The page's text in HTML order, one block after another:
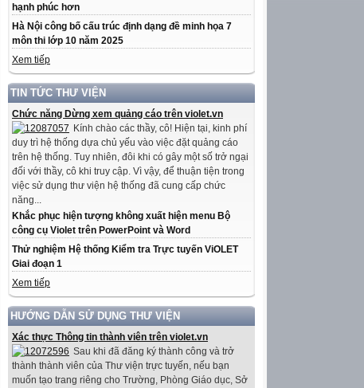
hạnh phúc hơn
Hà Nội công bố cấu trúc định dạng đề minh họa 7
môn thi lớp 10 năm 2025
Xem tiếp
TIN TỨC THƯ VIỆN
Chức năng Dừng xem quảng cáo trên violet.vn
Kính chào các thầy, cô! Hiện tại, kinh phí
duy trì hệ thống dựa chủ yếu vào việc đặt quảng cáo
trên hệ thống. Tuy nhiên, đôi khi có gây một số trở ngại
đối với thầy, cô khi truy cập. Vì vậy, để thuận tiện trong
việc sử dụng thư viện hệ thống đã cung cấp chức
năng...
Khắc phục hiện tượng không xuất hiện menu Bộ
công cụ Violet trên PowerPoint và Word
Thử nghiệm Hệ thống Kiểm tra Trực tuyến ViOLET
Giai đoạn 1
Xem tiếp
HƯỚNG DẪN SỬ DỤNG THƯ VIỆN
Xác thực Thông tin thành viên trên violet.vn
Sau khi đã đăng ký thành công và trở
thành thành viên của Thư viện trực tuyến, nếu bạn
muốn tạo trang riêng cho Trường, Phòng Giáo dục, Sở